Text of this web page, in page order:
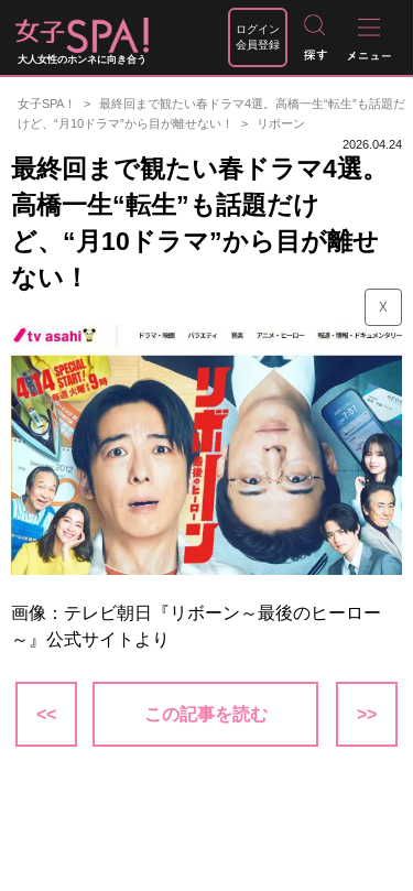
大人女性のホンネに向き合う
ログイン
会員登録
女子SPA！
最終回まで観たい春ドラマ4選。高橋一生“転生”も話題だ
けど、“月10ドラマ”から目が離せない！
リボーン
2026.04.24
最終回まで観たい春ドラマ4選。
高橋一生“転生”も話題だけ
ど、“月10ドラマ”から目が離せ
ない！
☓
画像：テレビ朝日『リボーン～最後のヒーロー
～』公式サイトより
<< この記事を読む >>